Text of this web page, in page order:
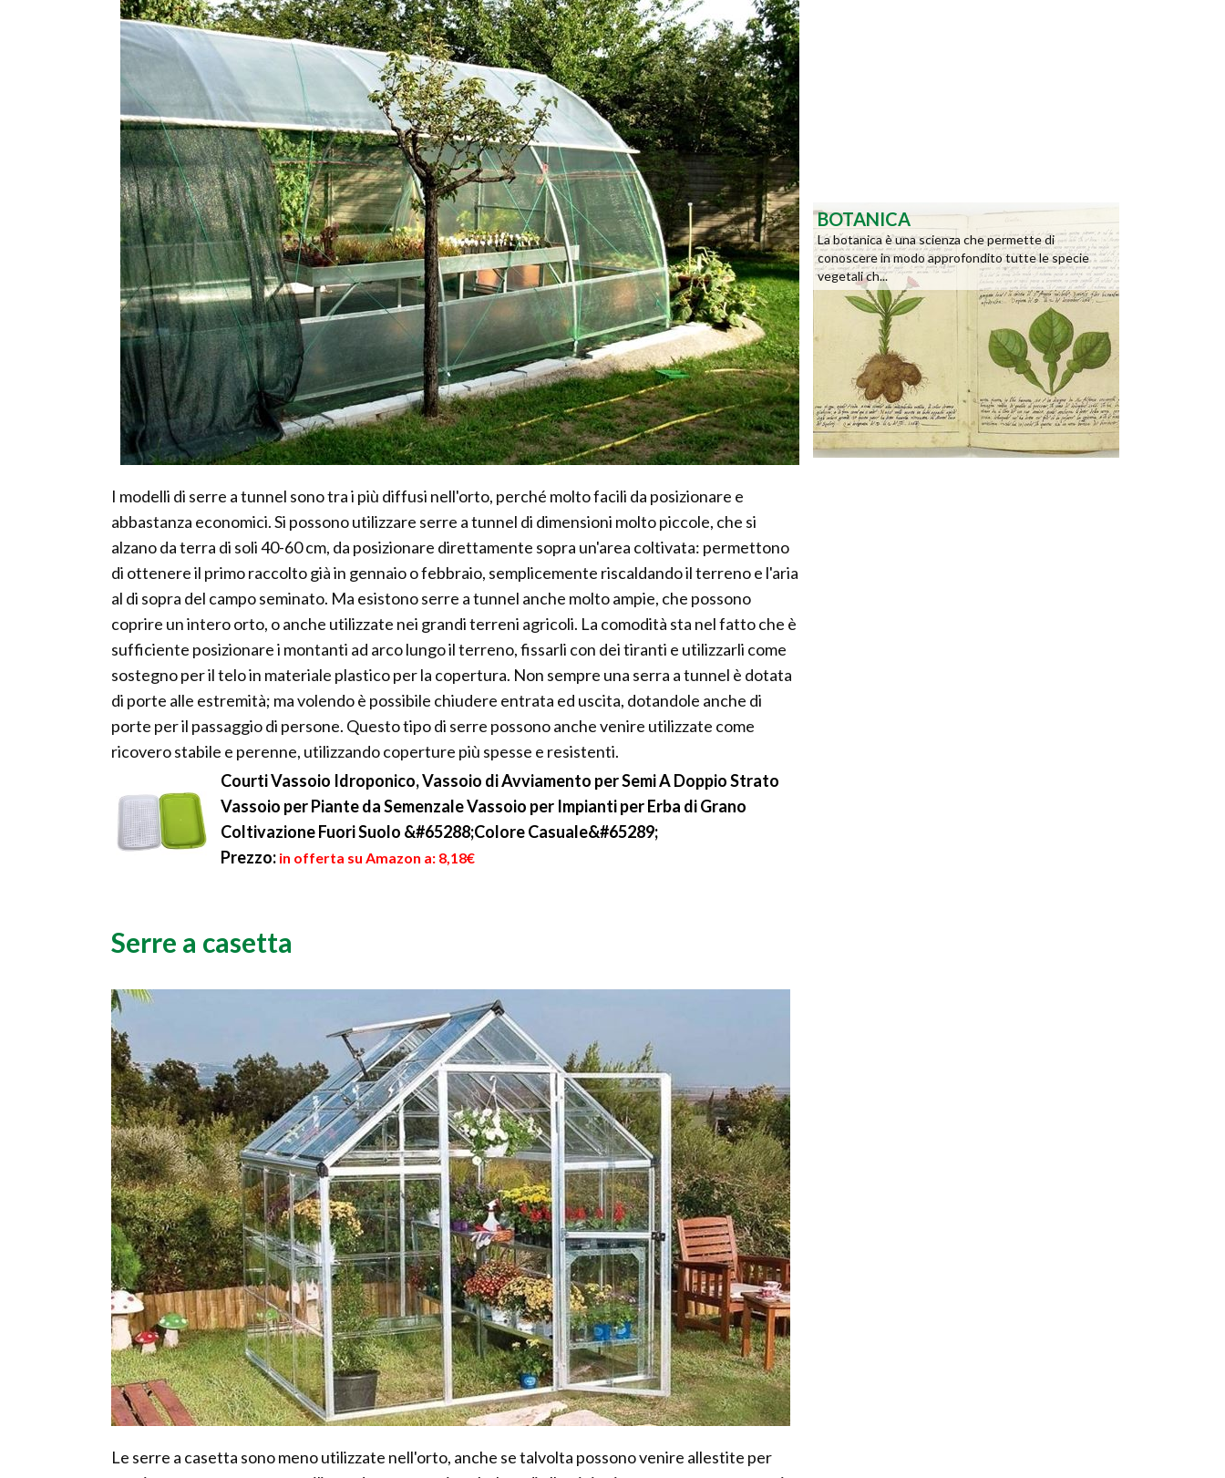
I modelli di serre a tunnel sono tra i più diffusi nell'orto, perché molto facili da posizionare e
abbastanza economici. Si possono utilizzare serre a tunnel di dimensioni molto piccole, che si
alzano da terra di soli 40-60 cm, da posizionare direttamente sopra un'area coltivata: permettono
di ottenere il primo raccolto già in gennaio o febbraio, semplicemente riscaldando il terreno e l'aria
al di sopra del campo seminato. Ma esistono serre a tunnel anche molto ampie, che possono
coprire un intero orto, o anche utilizzate nei grandi terreni agricoli. La comodità sta nel fatto che è
sufficiente posizionare i montanti ad arco lungo il terreno, fissarli con dei tiranti e utilizzarli come
sostegno per il telo in materiale plastico per la copertura. Non sempre una serra a tunnel è dotata
di porte alle estremità; ma volendo è possibile chiudere entrata ed uscita, dotandole anche di
porte per il passaggio di persone. Questo tipo di serre possono anche venire utilizzate come
ricovero stabile e perenne, utilizzando coperture più spesse e resistenti.
Courti Vassoio Idroponico, Vassoio di Avviamento per Semi A Doppio Strato
Vassoio per Piante da Semenzale Vassoio per Impianti per Erba di Grano
Coltivazione Fuori Suolo &#65288;Colore Casuale&#65289;
Prezzo: in offerta su Amazon a: 8,18€
Serre a casetta
Le serre a casetta sono meno utilizzate nell'orto, anche se talvolta possono venire allestite per
BOTANICA
La botanica è una scienza che permette di
conoscere in modo approfondito tutte le specie
vegetali ch...